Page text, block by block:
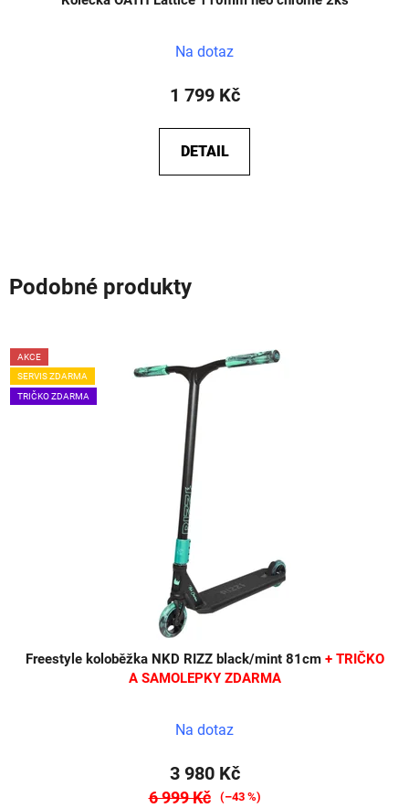
Na dotaz
1 799 Kč
DETAIL
Podobné produkty
AKCE
SERVIS ZDARMA
TRIČKO ZDARMA
Freestyle koloběžka NKD RIZZ black/mint 81cm + TRIČKO
A SAMOLEPKY ZDARMA
Na dotaz
3 980 Kč
6 999 Kč (–43 %)